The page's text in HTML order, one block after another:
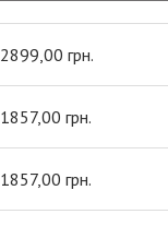
2899,00 грн.
1857,00 грн.
1857,00 грн.